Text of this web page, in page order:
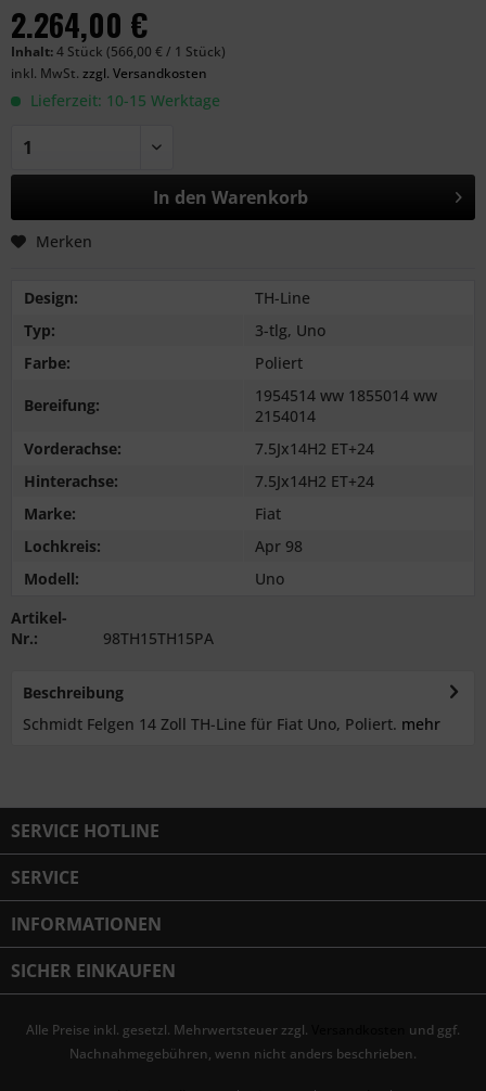
2.264,00 €
Inhalt:4 Stück (566,00 € / 1 Stück)
inkl. MwSt. zzgl. Versandkosten
Lieferzeit: 10-15 Werktage
In den Warenkorb
Merken
Design:
TH-Line
Typ:
3-tlg, Uno
Farbe:
Poliert
Bereifung:
1954514 ww 1855014 ww
2154014
Vorderachse:
7.5Jx14H2 ET+24
Hinterachse:
7.5Jx14H2 ET+24
Marke:
Fiat
Lochkreis:
Apr 98
Modell:
Uno
Artikel-
Nr.:
98TH15TH15PA
Beschreibung
Schmidt Felgen 14 Zoll TH-Line für Fiat Uno, Poliert. mehr
SERVICE HOTLINE
SERVICE
INFORMATIONEN
SICHER EINKAUFEN
Alle Preise inkl. gesetzl. Mehrwertsteuer zzgl.
und ggf.
Nachnahmegebühren, wenn nicht anders beschrieben.